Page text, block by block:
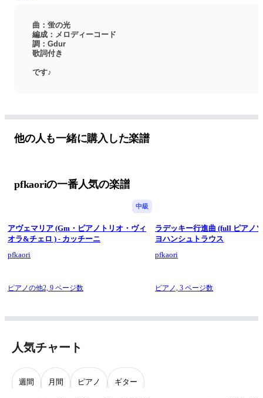
曲：蛍の光
編成：メロディーコード
調：Gdur
歌詞付き
です♪
他の人も一緒に購入した楽譜
pfkaoriの一番人気の楽譜
中級
アヴェマリア (Gm・ピアノトリオ・ヴィ
オラ&チェロ ) - カッチーニ
pfkaori
ピアノの他2, 9 ページ数
ラデッキー行進曲 (full ピアノ
ヨハンシュトラウス
pfkaori
ピアノ,3 ページ数
人気チャート
週間 月間 ピアノ ギター